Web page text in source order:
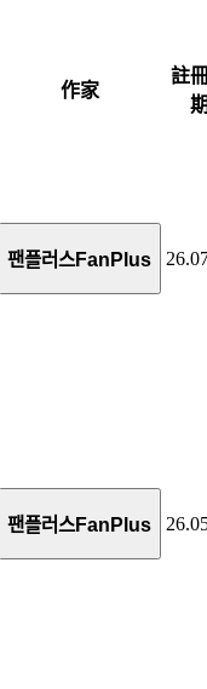
作家
註
팬플러스FanPlus
팬플러스FanPlus